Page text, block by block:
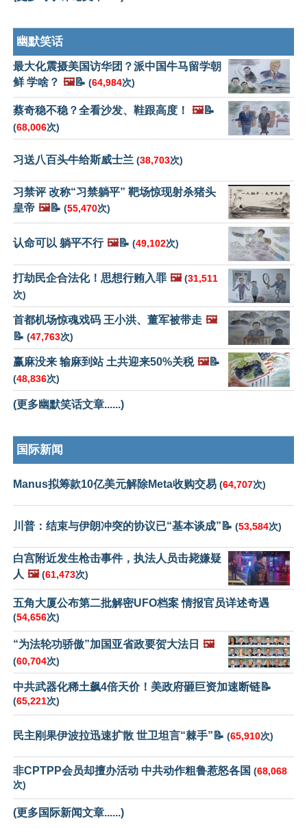
幽默笑话
最大化震摄美国访华团？派中国牛马留学朝
鲜 学啥？ 🖼️📝 (64,984次)
蔡奇稳不稳？全看沙发、鞋跟高度！ 🖼️📝
(68,006次)
习送八百头牛给斯威士兰 (38,703次)
习禁评 改称“习禁躺平” 靶场惊现射杀猪头
皇帝 🖼️📝 (55,470次)
认命可以 躺平不行 🖼️📝 (49,102次)
打劫民企合法化！思想行贿入罪 🖼️ (31,511
次)
首都机场惊魂戏码 王小洪、董军被带走 🖼️
📝 (47,763次)
赢麻没来 输麻到站 土共迎来50%关税 🖼️📝
(48,836次)
(更多幽默笑话文章......)
国际新闻
Manus拟筹款10亿美元解除Meta收购交易 (64,707次)
川普：结束与伊朗冲突的协议已“基本谈成”📝 (53,584次)
白宫附近发生枪击事件，执法人员击毙嫌疑
人 🖼️ (61,473次)
五角大厦公布第二批解密UFO档案 情报官员详述奇遇
(54,656次)
“为法轮功骄傲”加国亚省政要贺大法日 🖼️
(60,704次)
中共武器化稀土飙4倍天价！美政府砸巨资加速断链📝
(65,221次)
民主刚果伊波拉迅速扩散 世卫坦言“棘手”📝 (65,910次)
非CPTPP会员却擅办活动 中共动作粗鲁惹怒各国 (68,068
次)
(更多国际新闻文章......)